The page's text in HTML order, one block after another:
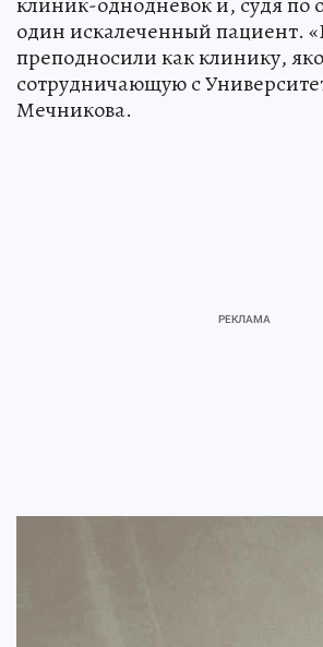
один искалеченный пациент.
преподносили как клинику,
сотрудничающую с
Мечникова.